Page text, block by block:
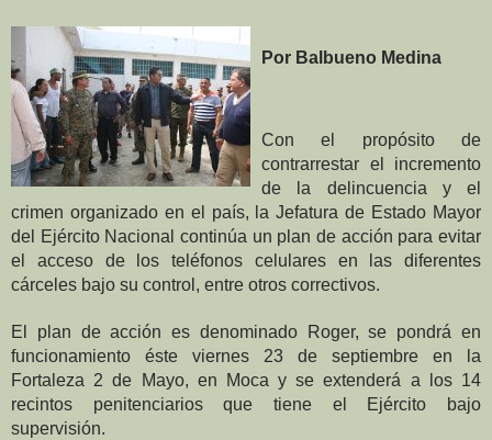
Por Balbueno Medina
Con el propósito de
contrarrestar el incremento
de la delincuencia y el
crimen organizado en el país, la Jefatura de Estado Mayor
del Ejército Nacional continúa un plan de acción para evitar
el acceso de los teléfonos celulares en las diferentes
cárceles bajo su control, entre otros correctivos.
El plan de acción es denominado Roger, se pondrá en
funcionamiento éste viernes 23 de septiembre en la
Fortaleza 2 de Mayo, en Moca y se extenderá a los 14
recintos penitenciarios que tiene el Ejército bajo
supervisión.